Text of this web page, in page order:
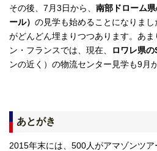
その後、7月3日から、 南部ドローム
ール） の見学も始めることになりま
がどんどん埋まりつつあります。あ
ン・フランスでは、現在、
ロワレ県の
ンの近く）の物流センター見学も9月
あとがき
2015年末には、500人がアマゾンツ